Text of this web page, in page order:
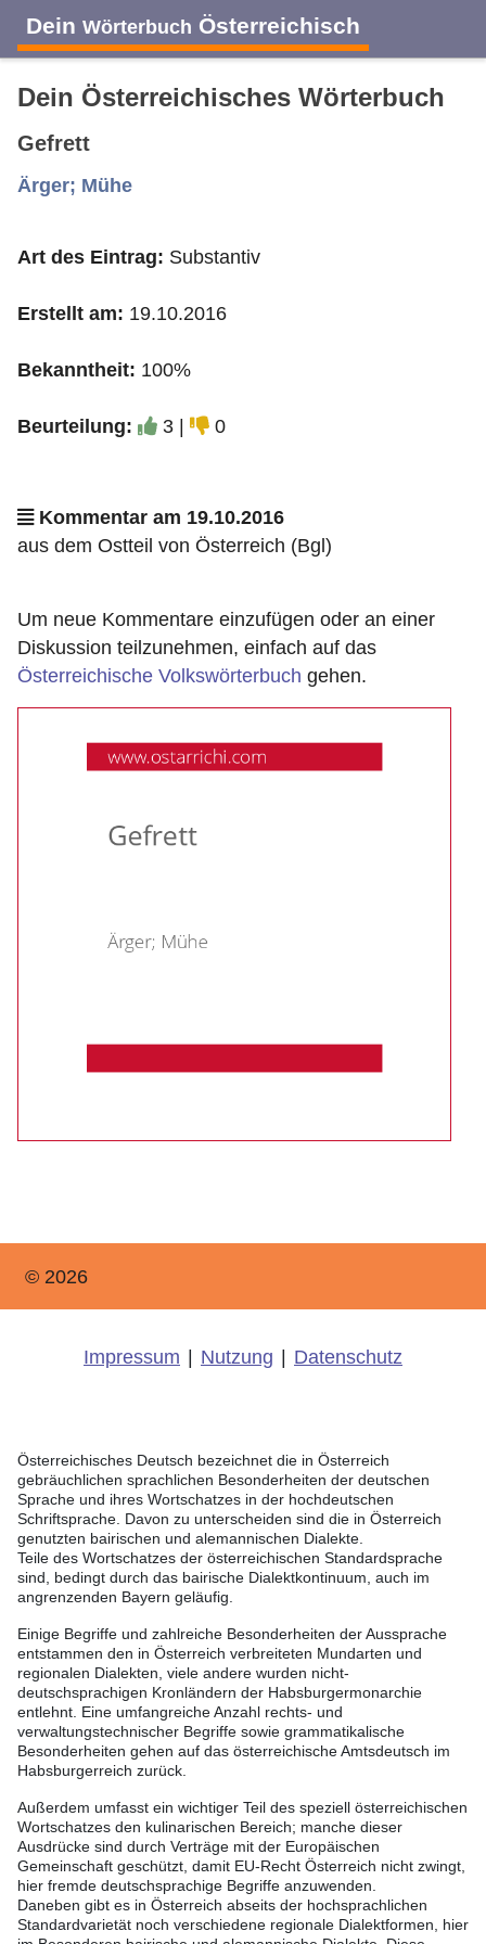
Dein Wörterbuch Österreichisch
A B C
J K L M N
Dein Österreichisches Wörterbuch
Gefrett
Ärger; Mühe
Art des Eintrag: Substantiv
Erstellt am: 19.10.2016
Bekanntheit: 100%
Beurteilung: 3 | 0
Kommentar am 19.10.2016
aus dem Ostteil von Österreich (Bgl)
Um neue Kommentare einzufügen oder an einer
Diskussion teilzunehmen, einfach auf das
Österreichische Volkswörterbuch gehen.
© 2026
Impressum Nutzung Datenschutz
Österreichisches Deutsch bezeichnet die in Österreich
gebräuchlichen sprachlichen Besonderheiten der deutschen
Sprache und ihres Wortschatzes in der hochdeutschen
Schriftsprache. Davon zu unterscheiden sind die in Österreich
genutzten bairischen und alemannischen Dialekte.
Teile des Wortschatzes der österreichischen Standardsprache
sind, bedingt durch das bairische Dialektkontinuum, auch im
angrenzenden Bayern geläufig.
Einige Begriffe und zahlreiche Besonderheiten der Aussprache
entstammen den in Österreich verbreiteten Mundarten und
regionalen Dialekten, viele andere wurden nicht-
deutschsprachigen Kronländern der Habsburgermonarchie
entlehnt. Eine umfangreiche Anzahl rechts- und
verwaltungstechnischer Begriffe sowie grammatikalische
Besonderheiten gehen auf das österreichische Amtsdeutsch im
Habsburgerreich zurück.
Außerdem umfasst ein wichtiger Teil des speziell österreichischen
Wortschatzes den kulinarischen Bereich; manche dieser
Ausdrücke sind durch Verträge mit der Europäischen
Gemeinschaft geschützt, damit EU-Recht Österreich nicht zwingt,
hier fremde deutschsprachige Begriffe anzuwenden.
Daneben gibt es in Österreich abseits der hochsprachlichen
Standardvarietät noch verschiedene regionale Dialektformen, hier